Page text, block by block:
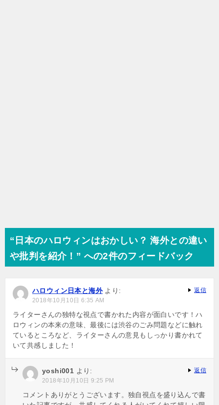
“日本のハロウィンはおかしい？ 海外との違い
や批判を紹介！” への2件のフィードバック
ハロウィン日本と海外 より:
2018年10月10日 6:35 AM
ライターさんの独特な視点で書かれた内容が面白いです！ハ
ロウィンの本来の意味、最後には渋谷のごみ問題などに触れ
ているところなど、ライターさんの意見もしっかり書かれて
いて共感しました！
返信
yoshi001 より:
2018年10月10日 9:25 PM
コメントありがとうございます。独自視点を盛り込んで書
返信